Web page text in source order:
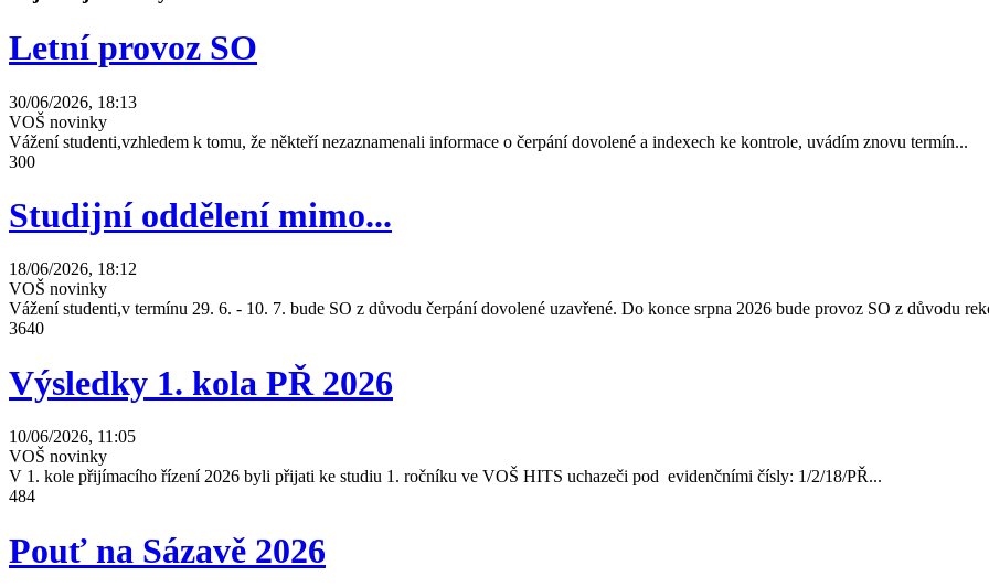
Letní provoz SO
30/06/2026, 18:13
VOŠ novinky
Vážení studenti,vzhledem k tomu, že někteří nezaznamenali informace o čerpání dovolené a indexech ke kontrole, uvádím znovu termín...
300
Studijní oddělení mimo...
18/06/2026, 18:12
VOŠ novinky
Vážení studenti,v termínu 29. 6. - 10. 7. bude SO z důvodu čerpání dovolené uzavřené. Do konce srpna 2026 bude provoz SO z důvodu
3640
Výsledky 1. kola PŘ 2026
10/06/2026, 11:05
VOŠ novinky
V 1. kole přijímacího řízení 2026 byli přijati ke studiu 1. ročníku ve VOŠ HITS uchazeči pod evidenčními čísly: 1/2/18/PŘ...
484
Pouť na Sázavě 2026